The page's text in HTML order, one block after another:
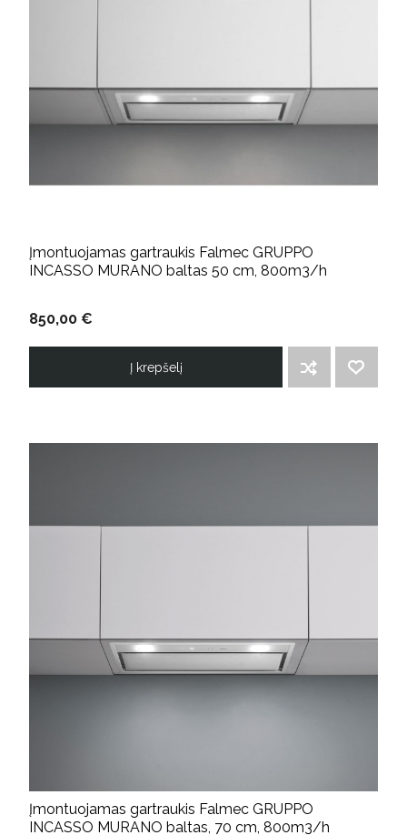
Įmontuojamas gartraukis Falmec GRUPPO
INCASSO MURANO baltas 50 cm, 800m3/h
850,00 €
Į krepšelį
Įmontuojamas gartraukis Falmec GRUPPO
INCASSO MURANO baltas, 70 cm, 800m3/h